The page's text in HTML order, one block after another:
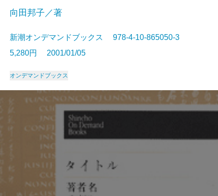
向田邦子／著
新潮オンデマンドブックス 978-4-10-865050-3
5,280円 2001/01/05
オンデマンドブックス